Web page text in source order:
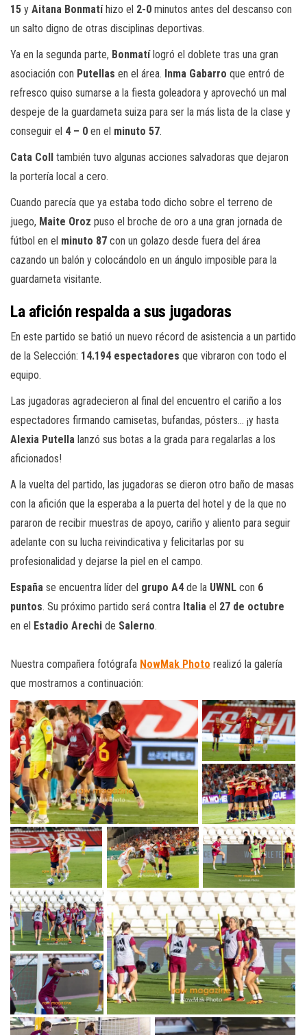
15 y Aitana Bonmatíhizo el 2-0 minutos antes del descanso con
un salto digno de otras disciplinas deportivas.
Ya en la segunda parte, Bonmatílogró el doblete tras una gran
asociación con Putellas en el área. Inma Gabarro que entró de
refresco quiso sumarse a la fiesta goleadora y aprovechó un mal
despeje de la guardameta suiza para ser la más lista de la clase y
conseguir el 4 – 0 en el minuto 57.
Cata Coll también tuvo algunas acciones salvadoras que dejaron
la portería local a cero.
Cuando parecía que ya estaba todo dicho sobre el terreno de
juego, Maite Oroz puso el broche de oro a una gran jornada de
fútbol en el minuto 87 con un golazo desde fuera del área
cazando un balón y colocándolo en un ángulo imposible para la
guardameta visitante.
La afición respalda a sus jugadoras
En este partido se batió un nuevo récord de asistencia a un partido
de la Selección: 14.194 espectadores que vibraron con todo el
equipo.
Las jugadoras agradecieron al final del encuentro el cariño a los
espectadores firmando camisetas, bufandas, pósters… ¡y hasta
Alexia Putella lanzó sus botas a la grada para regalarlas a los
aficionados!
A la vuelta del partido, las jugadoras se dieron otro baño de masas
con la afición que la esperaba a la puerta del hotel y de la que no
pararon de recibir muestras de apoyo, cariño y aliento para seguir
adelante con su lucha reivindicativa y felicitarlas por su
profesionalidad y dejarse la piel en el campo.
España se encuentra líder del grupo A4de la UWNL con 6
puntos. Su próximo partido será contra Italia el 27 de octubre
en el Estadio Arechi de Salerno.
Nuestra compañera fotógrafa NowMak Photo realizó la galería
que mostramos a continuación: